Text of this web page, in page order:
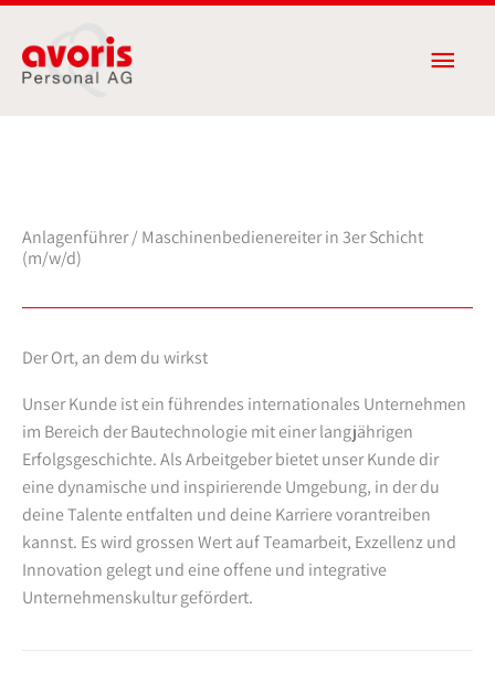
Inhalt
springen
Anlagenführer / Maschinenbedienereiter in 3er Schicht
(m/w/d)
Der Ort, an dem du wirkst
Unser Kunde ist ein führendes internationales Unternehmen
im Bereich der Bautechnologie mit einer langjährigen
Erfolgsgeschichte. Als Arbeitgeber bietet unser Kunde dir
eine dynamische und inspirierende Umgebung, in der du
deine Talente entfalten und deine Karriere vorantreiben
kannst. Es wird grossen Wert auf Teamarbeit, Exzellenz und
Innovation gelegt und eine offene und integrative
Unternehmenskultur gefördert.